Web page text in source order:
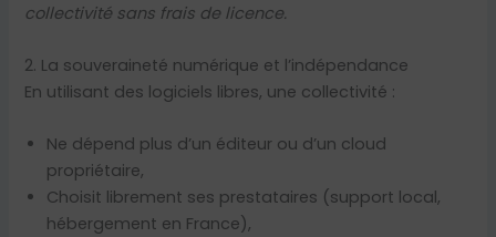
collectivité sans frais de licence.
2. La souveraineté numérique et l’indépendance
En utilisant des logiciels libres, une collectivité :
Ne dépend plus d’un éditeur ou d’un cloud
propriétaire,
Choisit librement ses prestataires (support local,
hébergement en France),